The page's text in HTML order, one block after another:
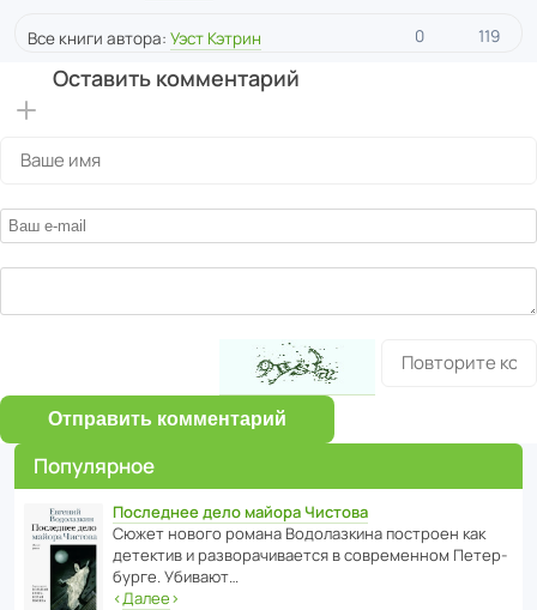
Все книги автора: Уэст Кэтрин 0 119
Оставить комментарий
Отправить комментарий
Популярное
Последнее дело майора Чистова
Сюжет нового романа Водо­ла­з­кина пост­роен как
дете­ктив и разво­ра­чи­ва­ется в совре­менном Пете­р­
бурге. Убивают…
‹Далее›